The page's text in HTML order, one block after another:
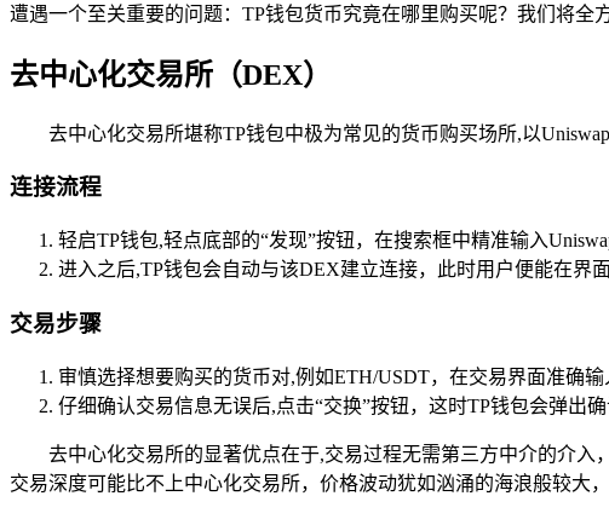
遭遇一个至关重要的问题：TP钱包货币究竟在哪里购买呢？我们将全
去中心化交易所（DEX）
去中心化交易所堪称TP钱包中极为常见的货币购买场所,以
连接流程
轻启TP钱包,轻点底部的“发现”按钮，在搜索框中精准输入
进入之后,TP钱包会自动与该DEX建立连接，此时用户便能在界
交易步骤
审慎选择想要购买的货币对,例如ETH/USDT，在交易界面准确
仔细确认交易信息无误后,点击“交换”按钮，这时TP钱包会弹出
去中心化交易所的显著优点在于,交易过程无需第三方中介的介
交易深度可能比不上中心化交易所，价格波动犹如汹涌的海浪般较大